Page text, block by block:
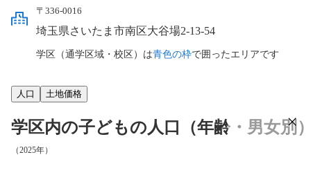
〒336-0016
埼玉県さいたま市南区大谷場2-13-54
学区（通学区域・校区）は青色の枠で囲ったエリアです
人口 土地価格
学区内の子どもの人口（年齢・男女別
（2025年）